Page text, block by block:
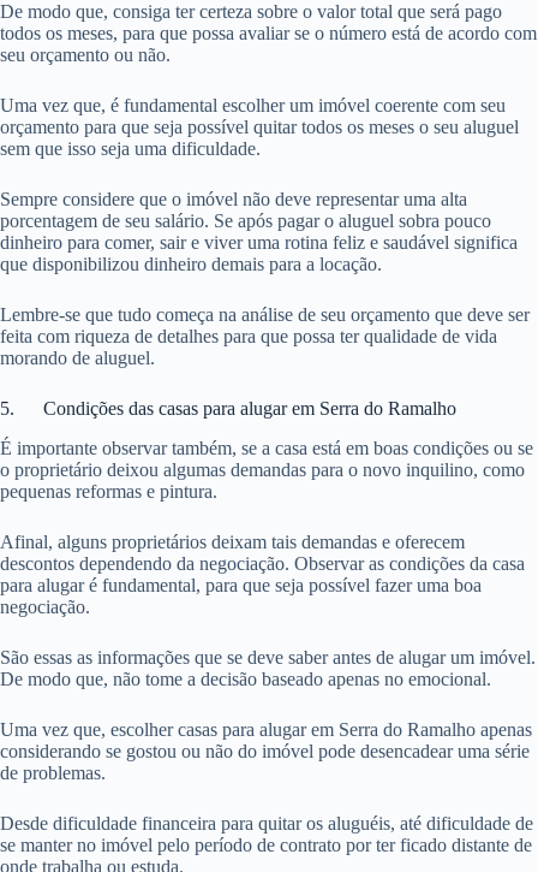
De modo que, consiga ter certeza sobre o valor total que será pago
todos os meses, para que possa avaliar se o número está de acordo com
seu orçamento ou não.
Uma vez que, é fundamental escolher um imóvel coerente com seu
orçamento para que seja possível quitar todos os meses o seu aluguel
sem que isso seja uma dificuldade.
Sempre considere que o imóvel não deve representar uma alta
porcentagem de seu salário. Se após pagar o aluguel sobra pouco
dinheiro para comer, sair e viver uma rotina feliz e saudável significa
que disponibilizou dinheiro demais para a locação.
Lembre-se que tudo começa na análise de seu orçamento que deve ser
feita com riqueza de detalhes para que possa ter qualidade de vida
morando de aluguel.
5. Condições das casas para alugar em Serra do Ramalho
É importante observar também, se a casa está em boas condições ou se
o proprietário deixou algumas demandas para o novo inquilino, como
pequenas reformas e pintura.
Afinal, alguns proprietários deixam tais demandas e oferecem
descontos dependendo da negociação. Observar as condições da casa
para alugar é fundamental, para que seja possível fazer uma boa
negociação.
São essas as informações que se deve saber antes de alugar um imóvel.
De modo que, não tome a decisão baseado apenas no emocional.
Uma vez que, escolher casas para alugar em Serra do Ramalho apenas
considerando se gostou ou não do imóvel pode desencadear uma série
de problemas.
Desde dificuldade financeira para quitar os aluguéis, até dificuldade de
se manter no imóvel pelo período de contrato por ter ficado distante de
onde trabalha ou estuda.